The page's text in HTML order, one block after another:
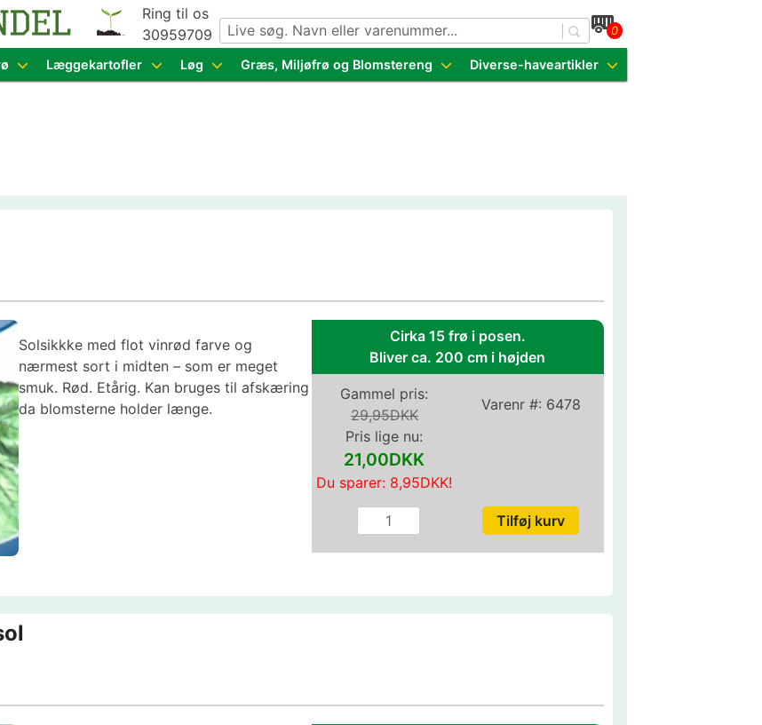
fra hele Europa – få adgang til 1.229 spændende sorter
Ring til os
30959709
0
Læggekartofler Løg Græs, Miljøfrø og Blomstereng Diverse-haveartikler
Solsikkke med flot vinrød farve og
nærmest sort i midten – som er meget
smuk. Rød. Etårig. Kan bruges til afskæring
da blomsterne holder længe.
Cirka 15 frø i posen.
Bliver ca. 200 cm i højden
Varenr #: 6478
Gammel pris:
29,95DKK
Pris lige nu:
21,00DKK
Du sparer: 8,95DKK!